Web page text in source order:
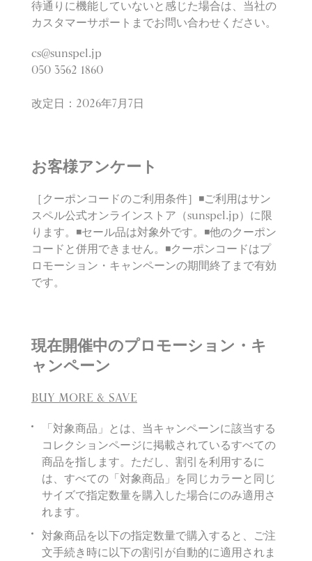
待通りに機能していないと感じた場合は、当社の
カスタマーサポートまでお問い合わせください。
cs@sunspel.jp
050 3562 1860
改定日：2026年7月7日
お客様アンケート
［クーポンコードのご利用条件］◾️ご利用はサン
スペル公式オンラインストア（sunspel.jp）に限
ります。◾️セール品は対象外です。◾️他のクーポン
コードと併用できません。◾️クーポンコードはプ
ロモーション・キャンペーンの期間終了まで有効
です。
現在開催中のプロモーション・キ
ャンペーン
BUY MORE & SAVE
「対象商品」とは、当キャンペーンに該当する
コレクションページに掲載されているすべての
商品を指します。ただし、割引を利用するに
は、すべての「対象商品」を同じカラーと同じ
サイズで指定数量を購入した場合にのみ適用さ
れます。
対象商品を以下の指定数量で購入すると、ご注
文手続き時に以下の割引が自動的に適用されま